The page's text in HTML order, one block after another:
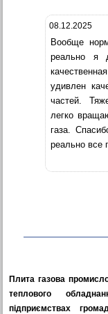
08.12.2025
Вообще
реально я
удивлен
частей.
легко
газа.
реально все
Плита газова
теплового
підприємствах